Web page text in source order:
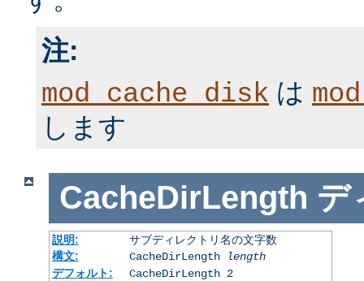
注:
mod_cache_disk は
します
CacheDirLength デ
説明:
サブディレクトリ名の文字数
構文:
CacheDirLength
length
デフォルト:
CacheDirLength 2